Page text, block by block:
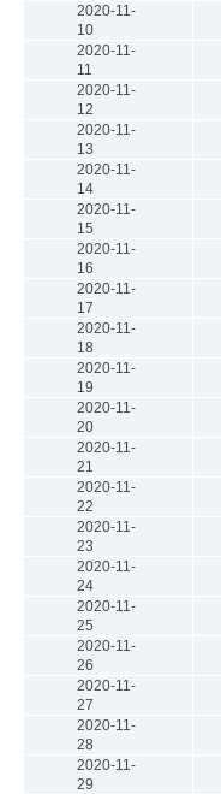
2020-11-
10
2020-11-
11
2020-11-
12
2020-11-
13
2020-11-
14
2020-11-
15
2020-11-
16
2020-11-
17
2020-11-
18
2020-11-
19
2020-11-
20
2020-11-
21
2020-11-
22
2020-11-
23
2020-11-
24
2020-11-
25
2020-11-
26
2020-11-
27
2020-11-
28
2020-11-
29